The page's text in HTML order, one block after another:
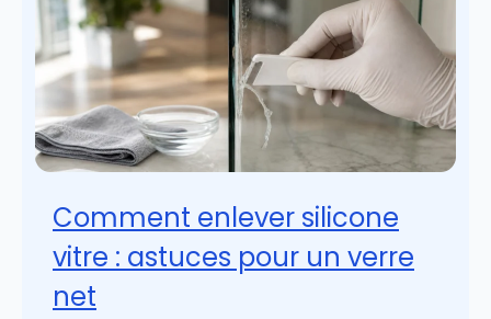
Comment enlever silicone
vitre : astuces pour un verre
net